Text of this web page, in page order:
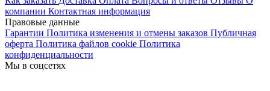
компании Контактная информация
Правовые данные
Гарантии Политика изменения и отмены заказов Публичная
оферта Политика файлов cookie Политика
конфиденциальности
Мы в соцсетях